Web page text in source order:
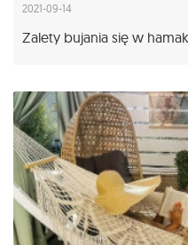
2021-09-14
Zalety bujania się w